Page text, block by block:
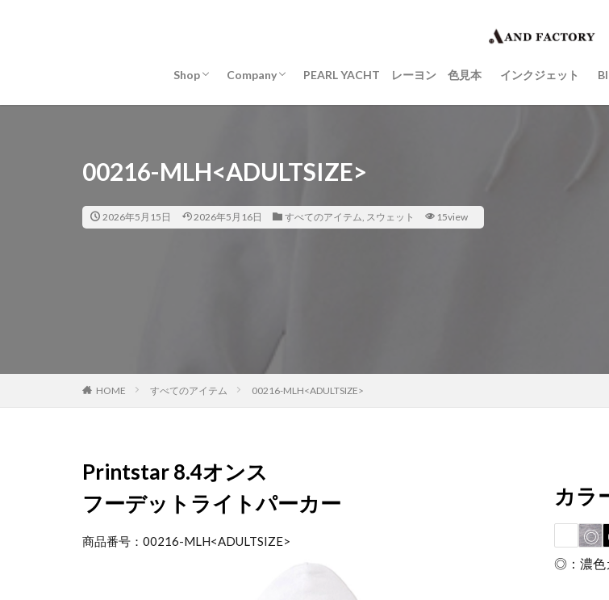
Shop
REAL SHOP
Company
PHILOSOPHY
COMPANY PROFILE
PEARL YACHT レーヨン 色見本 インクジェット
00216-MLH<ADULTSIZE>
2026年5月15日 2026年5月16日 すべてのアイテム, スウェット 15view
HOME すべてのアイテム 00216-MLH<ADULTSIZE>
Printstar8.4オンス
フーデットライトパーカー
商品番号：00216-MLH<ADULTSIZE>
カラ
◎
◎：濃色